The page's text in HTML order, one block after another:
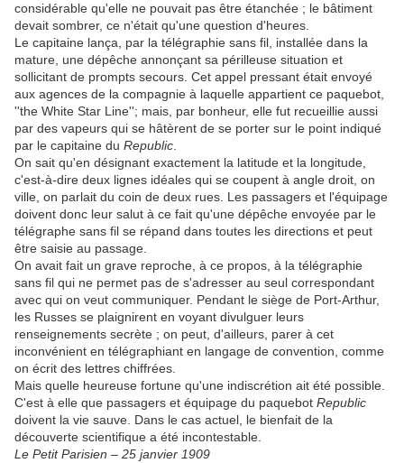
considérable qu'elle ne pouvait pas être étanchée ; le bâtiment
devait sombrer, ce n'était qu'une question d'heures.
Le capitaine lança, par la télégraphie sans fil, installée dans la
mature, une dépêche annonçant sa périlleuse situation et
sollicitant de prompts secours. Cet appel pressant était envoyé
aux agences de la compagnie à laquelle appartient ce paquebot,
''the White Star Line''; mais, par bonheur, elle fut recueillie aussi
par des vapeurs qui se hâtèrent de se porter sur le point indiqué
par le capitaine du Republic
On sait qu'en désignant exactement la latitude et la longitude,
c'est-à-dire deux lignes idéales qui se coupent à angle droit, on
ville, on parlait du coin de deux rues. Les passagers et l'équipage
doivent donc leur salut à ce fait qu'une dépêche envoyée par le
télégraphe sans fil se répand dans toutes les directions et peut
être saisie au passage.
On avait fait un grave reproche, à ce propos, à la télégraphie
sans fil qui ne permet pas de s'adresser au seul correspondant
avec qui on veut communiquer. Pendant le siège de Port-Arthur,
les Russes se plaignirent en voyant divulguer leurs
renseignements secrète ; on peut, d'ailleurs, parer à cet
inconvénient en télégraphiant en langage de convention, comme
on écrit des lettres chiffrées.
Mais quelle heureuse fortune qu'une indiscrétion ait été possible.
C'est à elle que passagers et équipage du paquebot Republic
doivent la vie sauve. Dans le cas actuel, le bienfait de la
découverte scientifique a été incontestable.
Le Petit Parisien – 25 janvier 1909